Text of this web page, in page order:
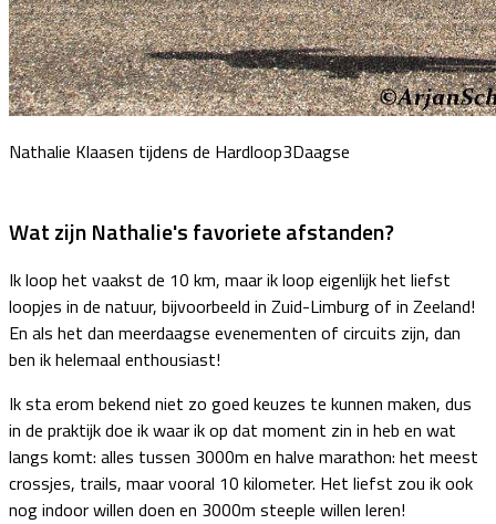
Nathalie Klaasen tijdens de Hardloop3Daagse
Wat zijn Nathalie's favoriete afstanden?
Ik loop het vaakst de 10 km, maar ik loop eigenlijk het liefst
loopjes in de natuur, bijvoorbeeld in Zuid-Limburg of in Zeeland!
En als het dan meerdaagse evenementen of circuits zijn, dan
ben ik helemaal enthousiast!
Ik sta erom bekend niet zo goed keuzes te kunnen maken, dus
in de praktijk doe ik waar ik op dat moment zin in heb en wat
langs komt: alles tussen 3000m en halve marathon: het meest
crossjes, trails, maar vooral 10 kilometer. Het liefst zou ik ook
nog indoor willen doen en 3000m steeple willen leren!